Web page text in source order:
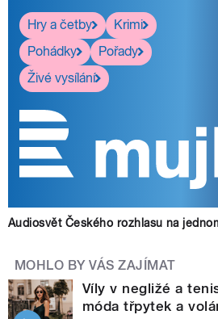
Hry a četby
Krimi
Pohádky
Pořady
Živé vysílání
Audiosvět Českého rozhlasu na
MOHLO BY VÁS ZAJÍMAT
Víly v negližé a
móda třpytek a